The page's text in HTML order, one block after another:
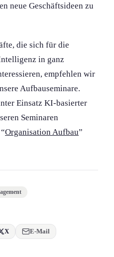
neue Geschäftsideen zu
die sich für die
in ganz
empfehlen wir
Aufbau­seminare.
Einsatz KI-basierter
Seminaren
Organis­ation Aufbau”
X
E-Mail